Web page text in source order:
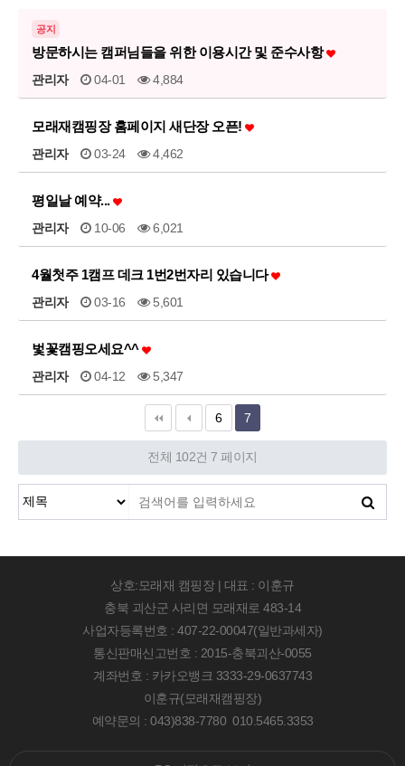
공지
방문하시는 캠퍼님들을 위한 이용시간 및 준수사항
관리자 04-01 4,884
모래재캠핑장 홈페이지 새단장 오픈!
관리자 03-24 4,462
평일날 예약...
관리자 10-06 6,021
4월첫주 1캠프 데크 1번2번자리 있습니다
관리자 03-16 5,601
벛꽃캠핑오세요^^
관리자 04-12 5,347
6 7
전체 102건 7 페이지
상호:모래재 캠핑장 | 대표 : 이훈규
충북 괴산군 사리면 모래재로 483-14
사업자등록번호 : 407-22-00047(일반과세자)
통신판매신고번호 : 2015-충북괴산-0055
계좌번호 : 카카오뱅크 3333-29-0637743
이훈규(모래재캠핑장)
예약문의 : 043)838-7780 010.5465.3353